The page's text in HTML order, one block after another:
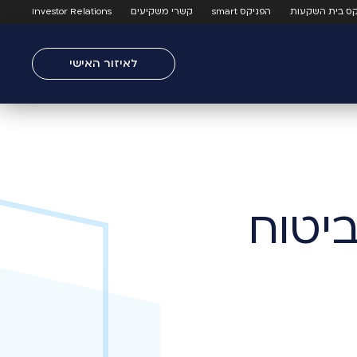
בית השקעות הפניקס smart קשרי משקיעים Investor Relations
לאיזור האישי